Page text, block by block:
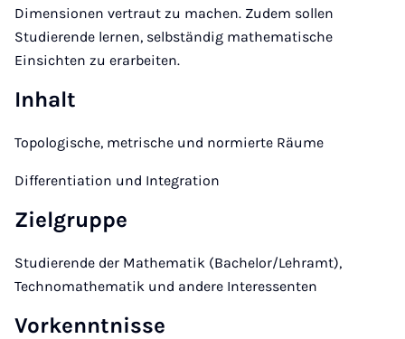
Dimensionen vertraut zu machen. Zudem sollen
Studierende lernen, selbständig mathematische
Einsichten zu erarbeiten.
Inhalt
Topologische, metrische und normierte Räume
Differentiation und Integration
Zielgruppe
Studierende der Mathematik (Bachelor/Lehramt),
Technomathematik und andere Interessenten
Vorkenntnisse